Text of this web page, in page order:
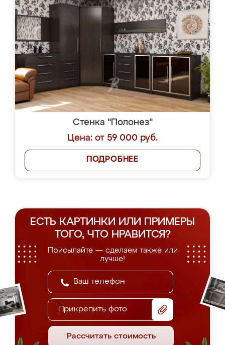
Стенка "Полонез"
Цена: от 59 000 руб.
ПОДРОБНЕЕ
ЕСТЬ КАРТИНКИ ИЛИ ПРИМЕРЫ
ТОГО, ЧТО НРАВИТСЯ?
Присылайте — сделаем также или
лучше!
Прикрепить фото
Рассчитать стоимость